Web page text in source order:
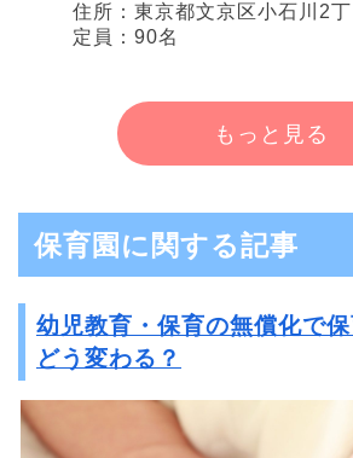
住所：東京都文京区小石川2
定員：90名
もっと見る
保育園に関する記事
幼児教育・保育の無償化で
どう変わる？